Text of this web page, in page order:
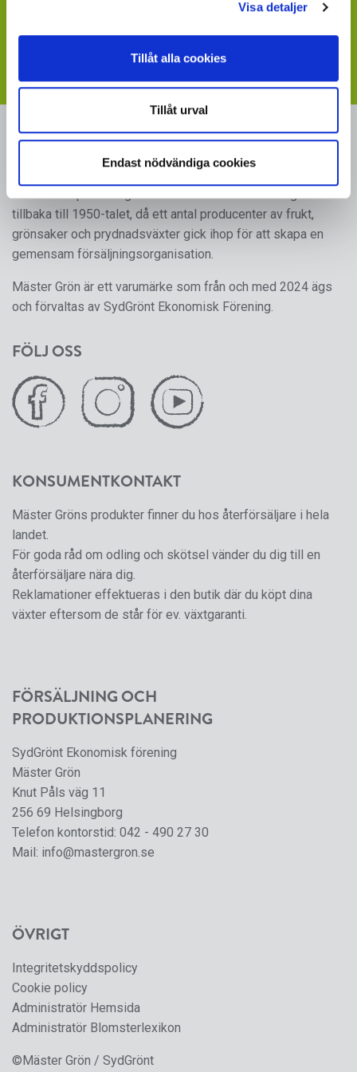
Visa detaljer
Tillåt alla cookies
Tillåt urval
Endast nödvändiga cookies
Visste du att du kan ladda ner skyltbilder som stöder
din försäljning av våra produkter
webbplats med skyltmaterial
MÄSTER GRÖN
Sveriges i särklass största, tillika odlarägda, leverantör av
kruk- och utplanteringsväxter. Mäster Gröns rötter går
tillbaka till 1950-talet, då ett antal producenter av frukt,
grönsaker och prydnadsväxter gick ihop för att skapa en
gemensam försäljningsorganisation.
Mäster Grön är ett varumärke som från och med 2024 ägs
och förvaltas av SydGrönt Ekonomisk Förening.
FÖLJ OSS
KONSUMENTKONTAKT
Mäster Gröns produkter finner du hos återförsäljare i hela
landet.
För goda råd om odling och skötsel vänder du dig till en
återförsäljare nära dig.
Reklamationer effektueras i den butik där du köpt dina
växter eftersom de står för ev. växtgaranti.
FÖRSÄLJNING OCH
PRODUKTIONSPLANERING
SydGrönt Ekonomisk förening
Mäster Grön
Knut Påls väg 11
256 69 Helsingborg
Telefon kontorstid: 042 - 490 27 30
Mail: info@mastergron.se
ÖVRIGT
Integritetskyddspolicy
Cookie policy
Administratör Hemsida
Administratör Blomsterlexikon
©Mäster Grön / SydGrönt